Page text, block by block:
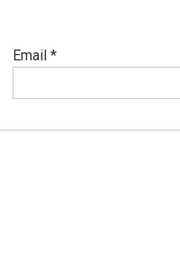
Email *